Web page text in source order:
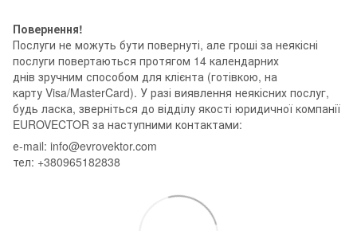
Повернення!
Послуги не можуть бути повернуті, але гроші за неякісні
послуги повертаються протягом 14 календарних
днів зручним способом для клієнта (готівкою, на
карту Visa/MasterCard). У разі виявлення неякісних послуг,
будь ласка, зверніться до відділу якості юридичної компанії
EUROVECTOR за наступними контактами:
е-mail: info@evrovektor.com
тел: +380965182838